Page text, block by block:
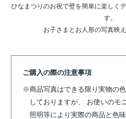
ひなまつりのお祝で壁を簡単に楽しく
す。
お子さまとお人形の写真映
ご購入の際の注意事項
商品写真はできる限り実物の
しておりますが、 お使いのモ
照明等により実際の商品と色